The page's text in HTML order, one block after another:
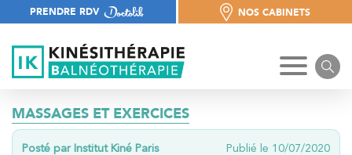
PRENDRE RDV
NOS CABINETS
NOS CABINETS
MASSAGES ET EXERCICES
Posté par Institut Kiné Paris Publié le 10/07/2020